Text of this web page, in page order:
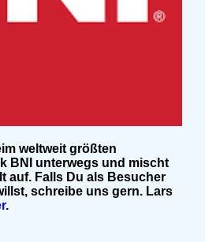
weltweit größten
BNI unterwegs und mischt
auf. Falls Du als Besucher
schreibe uns gern. Lars
.